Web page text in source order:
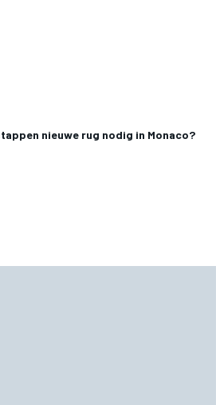
nieuwe rug nodig in Monaco?